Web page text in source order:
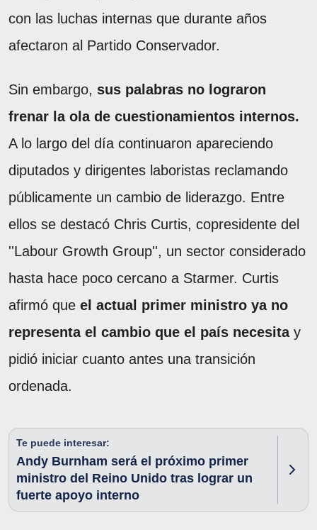
con las luchas internas que durante años
afectaron al Partido Conservador.
Sin embargo, sus palabras no lograron
frenar la ola de cuestionamientos internos.
A lo largo del día continuaron apareciendo
diputados y dirigentes laboristas reclamando
públicamente un cambio de liderazgo. Entre
ellos se destacó Chris Curtis, copresidente del
''Labour Growth Group'', un sector considerado
hasta hace poco cercano a Starmer. Curtis
afirmó que el actual primer ministro ya no
representa el cambio que el país necesitay
pidió iniciar cuanto antes una transición
ordenada.
Te puede interesar:
Andy Burnham será el próximo primer
ministro del Reino Unido tras lograr un
fuerte apoyo interno